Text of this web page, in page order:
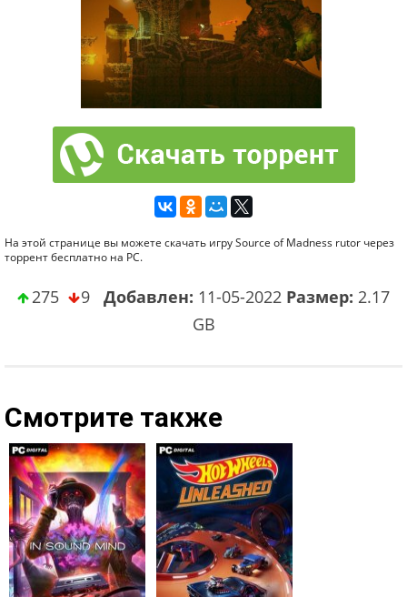
На этой странице вы можете скачать игру Source of Madness rutor через
торрент бесплатно на PC.
275 9 Добавлен: 11-05-2022 Размер: 2.17
GB
Смотрите также